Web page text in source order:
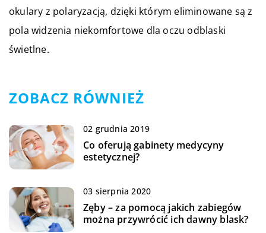
okulary z polaryzacją, dzięki którym eliminowane są z
pola widzenia niekomfortowe dla oczu odblaski
świetlne.
ZOBACZ RÓWNIEŻ
02 grudnia 2019
Co oferują gabinety medycyny
estetycznej?
03 sierpnia 2020
Zęby – za pomocą jakich zabiegów
można przywrócić ich dawny blask?